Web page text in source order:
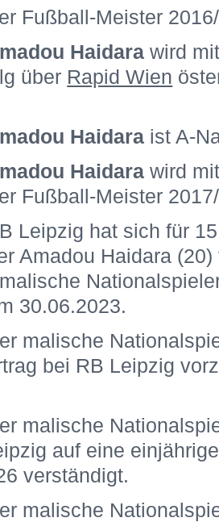
Fußball-Meister
Haidara wird
über Rapid Wien
Haidara ist A-
Haidara wird
Fußball-Meister
Leipzig hat sich für
Amadou Haidara
30.06.2023.
malische
bei RB Leipzig
malische
auf eine
verständigt.
malische